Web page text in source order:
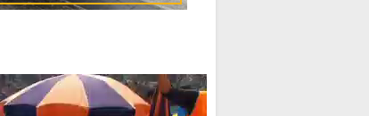
مشغل
الفيديو